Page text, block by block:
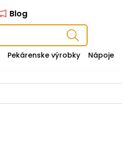
Blog
Pekárenske výrobky Nápoje